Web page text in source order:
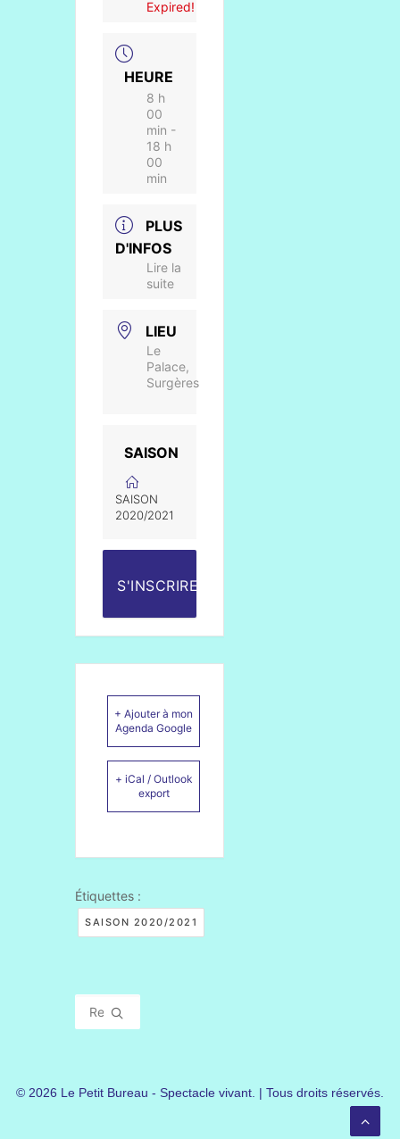
Expired!
HEURE
8 h
00
min -
18 h
00
min
PLUS
D'INFOS
Lire la
suite
LIEU
Le
Palace,
Surgères
SAISON
SAISON
2020/2021
S'INSCRIRE
+ Ajouter à mon
Agenda Google
+ iCal / Outlook
export
Étiquettes :
SAISON 2020/2021
© 2026 Le Petit Bureau - Spectacle vivant. | Tous droits réservés.